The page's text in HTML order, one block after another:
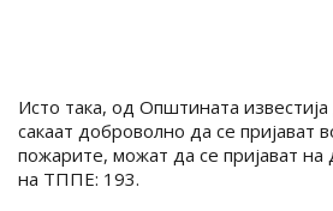
Исто така, од Општината
сакаат доброволно да се пријават
пожарите, можат да се пријават
на ТППЕ: 193.